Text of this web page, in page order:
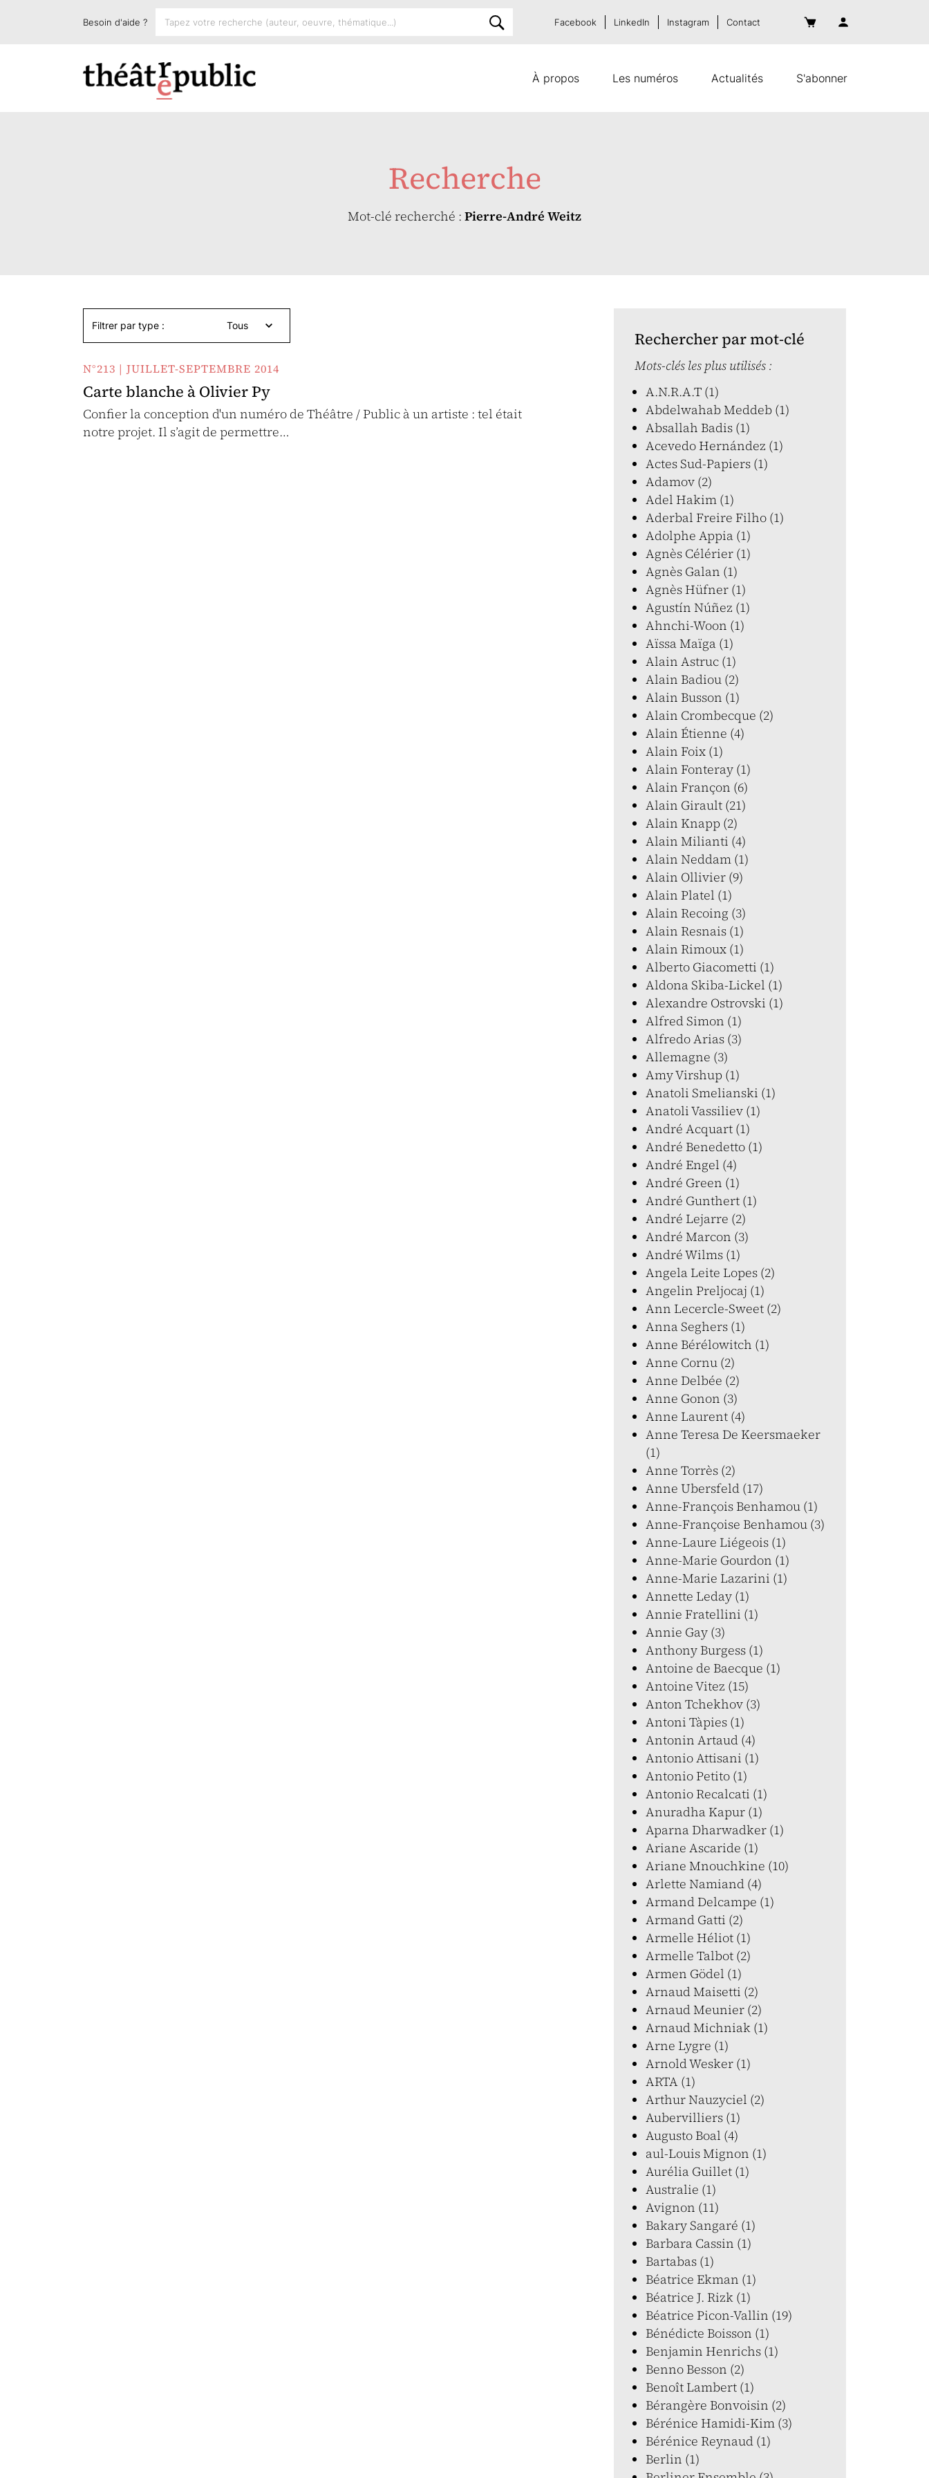
À propos Les numéros Actualités S'abonner
Besoin d'aide ? Facebook LinkedIn Instagram Contact
Recherche
Mot-clé recherché : Pierre-André Weitz
Filtrer par type : Tous
N°213 | JUILLET-SEPTEMBRE 2014
Carte blanche à Olivier Py
Confier la conception d'un numéro de Théâtre / Public à un artiste : tel était
notre projet. Il s’agit de permettre…
Rechercher par mot-clé
Mots-clés les plus utilisés :
A.N.R.A.T (1)
Abdelwahab Meddeb (1)
Absallah Badis (1)
Acevedo Hernández (1)
Actes Sud-Papiers (1)
Adamov (2)
Adel Hakim (1)
Aderbal Freire Filho (1)
Adolphe Appia (1)
Agnès Célérier (1)
Agnès Galan (1)
Agnès Hüfner (1)
Agustín Núñez (1)
Ahnchi-Woon (1)
Aïssa Maïga (1)
Alain Astruc (1)
Alain Badiou (2)
Alain Busson (1)
Alain Crombecque (2)
Alain Étienne (4)
Alain Foix (1)
Alain Fonteray (1)
Alain Françon (6)
Alain Girault (21)
Alain Knapp (2)
Alain Milianti (4)
Alain Neddam (1)
Alain Ollivier (9)
Alain Platel (1)
Alain Recoing (3)
Alain Resnais (1)
Alain Rimoux (1)
Alberto Giacometti (1)
Aldona Skiba-Lickel (1)
Alexandre Ostrovski (1)
Alfred Simon (1)
Alfredo Arias (3)
Allemagne (3)
Amy Virshup (1)
Anatoli Smelianski (1)
Anatoli Vassiliev (1)
André Acquart (1)
André Benedetto (1)
André Engel (4)
André Green (1)
André Gunthert (1)
André Lejarre (2)
André Marcon (3)
André Wilms (1)
Angela Leite Lopes (2)
Angelin Preljocaj (1)
Ann Lecercle-Sweet (2)
Anna Seghers (1)
Anne Bérélowitch (1)
Anne Cornu (2)
Anne Delbée (2)
Anne Gonon (3)
Anne Laurent (4)
Anne Teresa De Keersmaeker
(1)
Anne Torrès (2)
Anne Ubersfeld (17)
Anne-François Benhamou (1)
Anne-Françoise Benhamou (3)
Anne-Laure Liégeois (1)
Anne-Marie Gourdon (1)
Anne-Marie Lazarini (1)
Annette Leday (1)
Annie Fratellini (1)
Annie Gay (3)
Anthony Burgess (1)
Antoine de Baecque (1)
Antoine Vitez (15)
Anton Tchekhov (3)
Antoni Tàpies (1)
Antonin Artaud (4)
Antonio Attisani (1)
Antonio Petito (1)
Antonio Recalcati (1)
Anuradha Kapur (1)
Aparna Dharwadker (1)
Ariane Ascaride (1)
Ariane Mnouchkine (10)
Arlette Namiand (4)
Armand Delcampe (1)
Armand Gatti (2)
Armelle Héliot (1)
Armelle Talbot (2)
Armen Gödel (1)
Arnaud Maisetti (2)
Arnaud Meunier (2)
Arnaud Michniak (1)
Arne Lygre (1)
Arnold Wesker (1)
ARTA (1)
Arthur Nauzyciel (2)
Aubervilliers (1)
Augusto Boal (4)
aul-Louis Mignon (1)
Aurélia Guillet (1)
Australie (1)
Avignon (11)
Bakary Sangaré (1)
Barbara Cassin (1)
Bartabas (1)
Béatrice Ekman (1)
Béatrice J. Rizk (1)
Béatrice Picon-Vallin (19)
Bénédicte Boisson (1)
Benjamin Henrichs (1)
Benno Besson (2)
Benoît Lambert (1)
Bérangère Bonvoisin (2)
Bérénice Hamidi-Kim (3)
Bérénice Reynaud (1)
Berlin (1)